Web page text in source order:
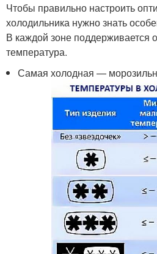
Чтобы правильно настроить
холодильника нужно знать
В каждой зоне поддерживается
температура.
Самая холодная —